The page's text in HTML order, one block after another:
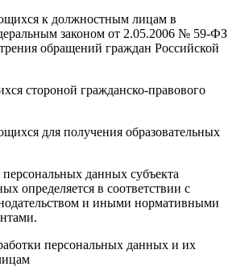
к должностным лицам в
законом от 2.05.2006 № 59-ФЗ
обращений граждан Российской
стороной гражданско-правового
для получения образовательных
данных субъекта
определяется в соответствии с
и иными нормативными
персональных данных и их